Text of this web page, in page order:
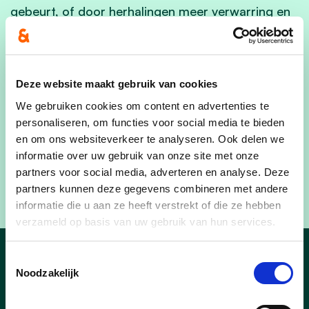
Deze website maakt gebruik van cookies
We gebruiken cookies om content en advertenties te
personaliseren, om functies voor social media te bieden
en om ons websiteverkeer te analyseren. Ook delen we
informatie over uw gebruik van onze site met onze
partners voor social media, adverteren en analyse. Deze
partners kunnen deze gegevens combineren met andere
informatie die u aan ze heeft verstrekt of die ze hebben
verzameld op basis van uw gebruik van hun services.
Noodzakelijk
gebeurt, of door herhalingen meer verwarring en
vertraging creëren, helpt niemand vooruit.
Lees meer 👉Artikel op de website van
Hemiksem
#cdenvHemiksem #TrotsOpHemiksem
#Bloemmolens
nieuws